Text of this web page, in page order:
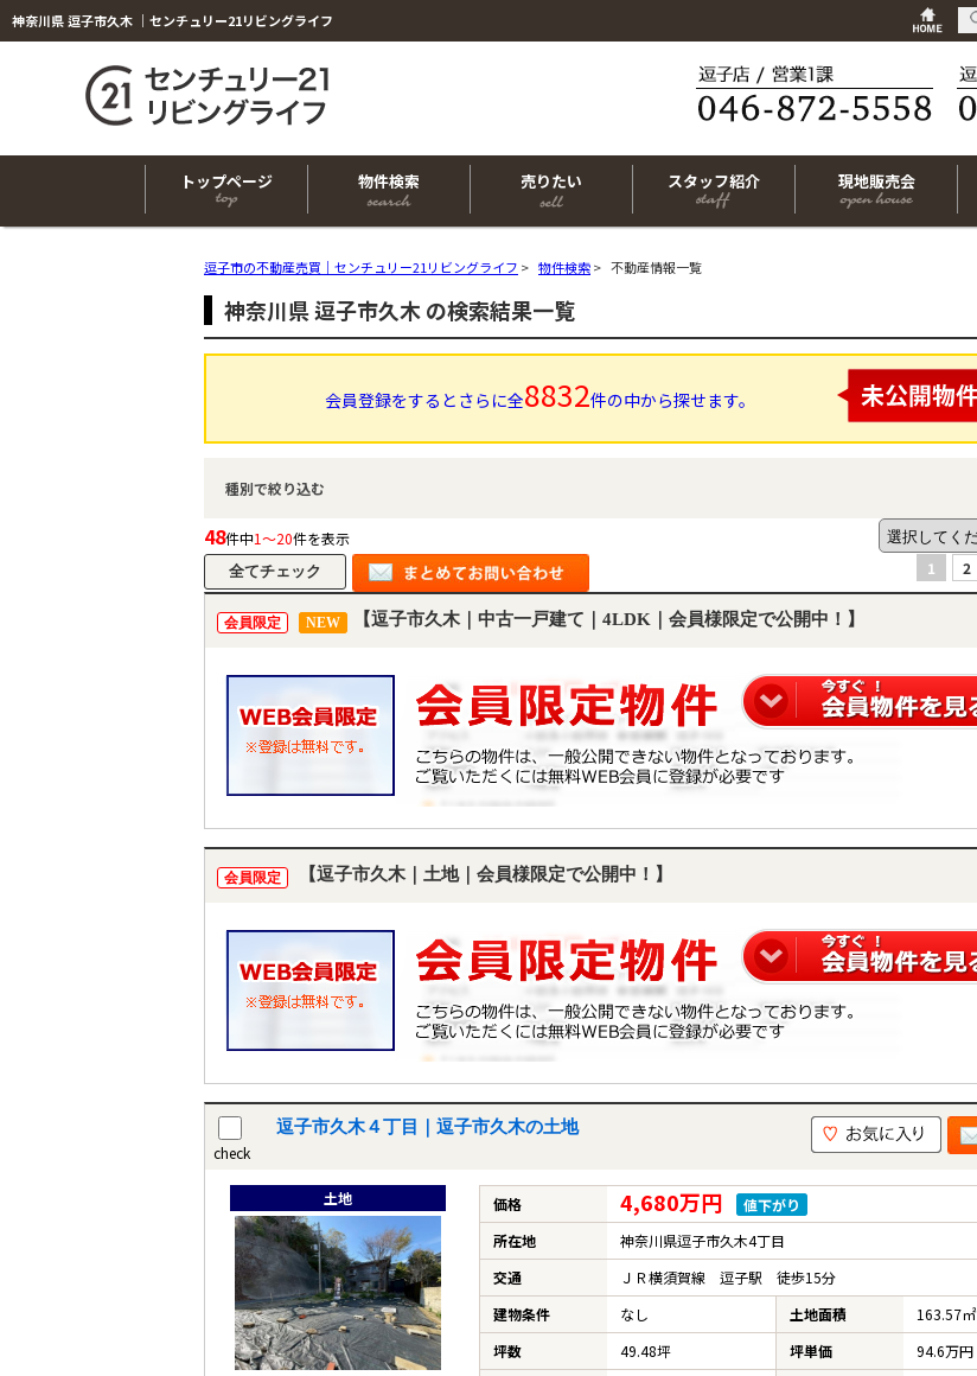
神奈川県 逗子市久木 ｜センチュリー21リビングライフ
トップページ 物件検索 売りたい スタッフ紹介 現地販売会
逗子市の不動産売買｜センチュリー21リビングライフ > 物件検索> 不動産情報一覧
神奈川県 逗子市久木 の検索結果一覧
会員登録をするとさらに全8832件の中から探せます。
種別で絞り込む
48件中1～20件を表示
1
2
会員限定 NEW 【逗子市久木｜中古一戸建て｜4LDK｜会員様限定で公開中！】
会員限定 【逗子市久木｜土地｜会員様限定で公開中！】
check
逗子市久木４丁目｜逗子市久木の土地
土地 価格 4,680万円
値下がり
所在地
神奈川県逗子市久木4丁目
交通
ＪＲ横須賀線 逗子駅 徒歩15分
建物条件
なし 土地面積
163.57㎡
坪数
49.48坪 坪単価
94.6万円